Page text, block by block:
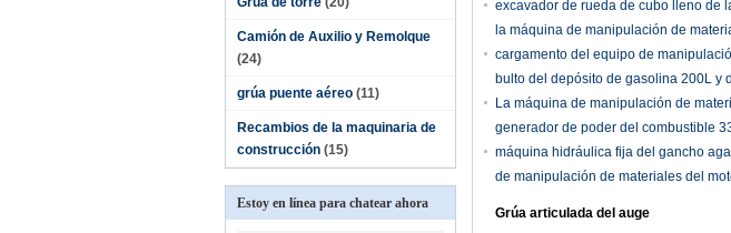
Camión de Auxilio y Remolque
(24)
grúa puente aéreo (11)
Recambios de la maquinaria de
construcción (15)
Estoy en línea para chatear ahora
excavador de rueda de cubo lleno de
la máquina de manipulación de
descarga minera del cargamento del
cargamento del equipo de
bulto del depósito de gasolina 200L y
amontonamiento
La máquina de manipulación de
generador de poder del combustible
manipulación de materiales
máquina hidráulica fija del gancho
de manipulación de materiales del
Grúa articulada del auge